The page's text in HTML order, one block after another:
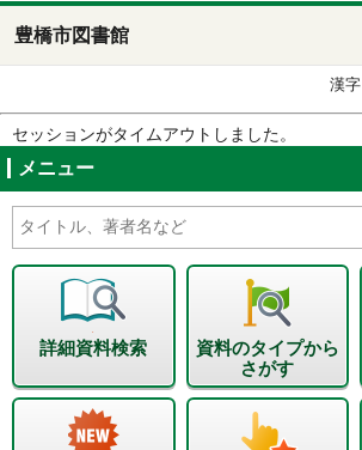
豊橋市図書館
漢字
セッションがタイムアウトしました。
メニュー
詳細資料検索
資料のタイプから
さがす